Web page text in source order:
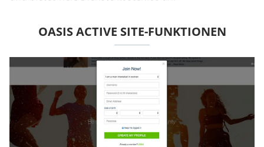
OASIS ACTIVE SITE-FUNKTIONEN